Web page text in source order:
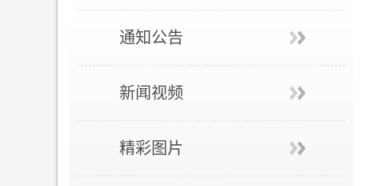
通知公告
新闻视频
精彩图片